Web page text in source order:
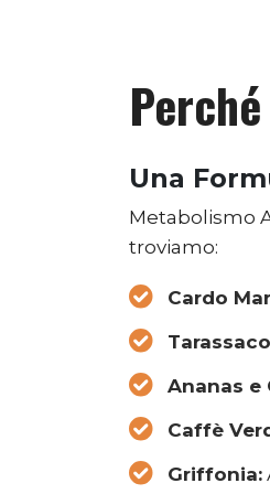
Una
Metabolismo
troviamo:
Cardo
Ananas e
Caffè
Griffonia: